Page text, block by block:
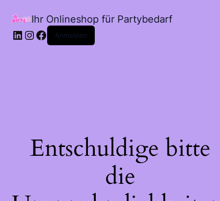
Ihr Onlineshop für Partybedarf
LinkedIn
Instagram
Facebook
Anmelden
Entschuldige bitte
die